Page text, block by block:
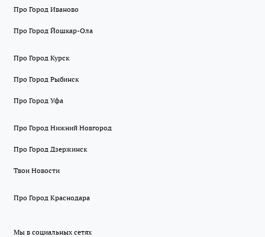
Про Город Иваново
Про Город Йошкар-Ола
Про Город Курск
Про Город Рыбинск
Про Город Уфа
Про Город Нижний Новгород
Про Город Дзержинск
Твои Новости
Про Город Краснодара
Мы в социальных сетях